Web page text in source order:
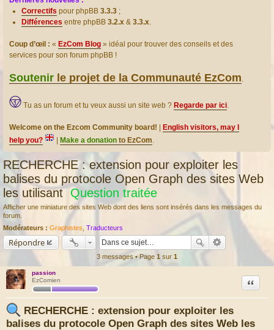
Correctifs pour phpBB 3.3.3 ;
Différences entre phpBB 3.2.x & 3.3.x.
Coup d’œil : « EzCom Blog » idéal pour trouver des conseils et des
services pour son forum phpBB !
Soutenir le projet de la Communauté EzCom.
Tu as un forum et tu veux aussi un site web ? Regarde par ici.
Welcome on the Ezcom Community board!
English visitors, may I
help you?
Make a donation to EzCom.
RECHERCHE : extension pour exploiter les
balises du protocole Open Graph des sites Web
les utilisant Question traitée
Afficher une miniature des sites Web dont des liens sont insérés dans les messages du
forum.
Modérateurs : Graphistes Traducteurs
Répondre
3 messages • Page 1 sur 1
passion
EzComien
RECHERCHE : extension pour exploiter les
balises du protocole Open Graph des sites Web les
Citation